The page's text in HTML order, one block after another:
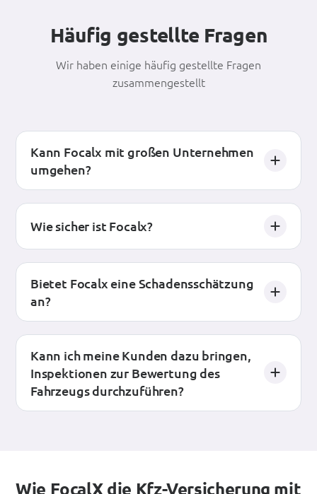
Häufig gestellte Fragen
Wir haben einige häufig gestellte Fragen
zusammengestellt
Kann Focalx mit großen Unternehmen
umgehen?
Wie sicher ist Focalx?
Bietet Focalx eine Schadensschätzung
an?
Kann ich meine Kunden dazu bringen,
Inspektionen zur Bewertung des
Fahrzeugs durchzuführen?
Wie FocalX die Kfz-Versicherung mit